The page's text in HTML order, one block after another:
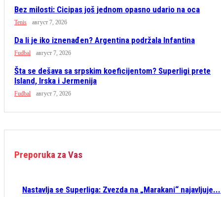
Bez milosti: Cicipas još jednom opasno udario na oca
Tenis август 7, 2026
Da li je iko iznenađen? Argentina podržala Infantina
Fudbal август 7, 2026
Šta se dešava sa srpskim koeficijentom? Superligi prete
Island, Irska i Jermenija
Fudbal август 7, 2026
Preporuka za Vas
Nastavlja se Superliga: Zvezda na „Marakani“ najavljuje...